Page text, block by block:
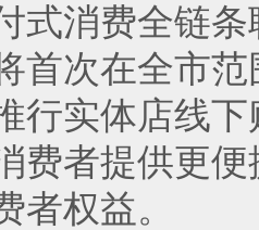
式消费全链
首次在全市
行实体店线
费者提供更
者权益。